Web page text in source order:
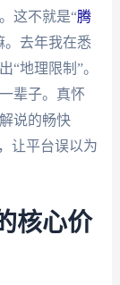
这不就是“腾
。去年我在悉
“地理限制”。
辈子。真怀
说的畅快
让平台误以为
核心价